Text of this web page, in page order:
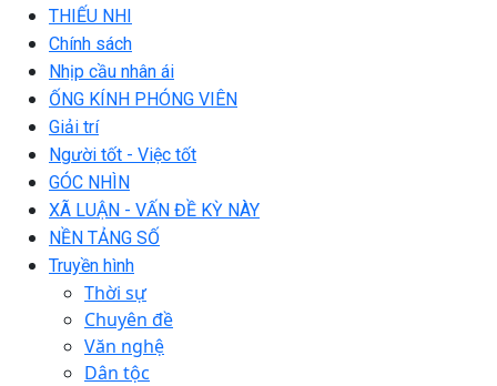
THIẾU NHI
Chính sách
Nhịp cầu nhân ái
ỐNG KÍNH PHÓNG VIÊN
Giải trí
Người tốt - Việc tốt
GÓC NHÌN
XÃ LUẬN - VẤN ĐỀ KỲ NÀY
NỀN TẢNG SỐ
Truyền hình
Thời sự
Chuyên đề
Văn nghệ
Dân tộc